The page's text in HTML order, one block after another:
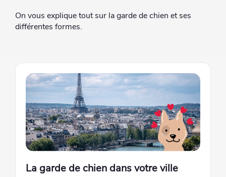
On vous explique tout sur la garde de chien et ses
différentes formes.
La garde de chien dans votre ville